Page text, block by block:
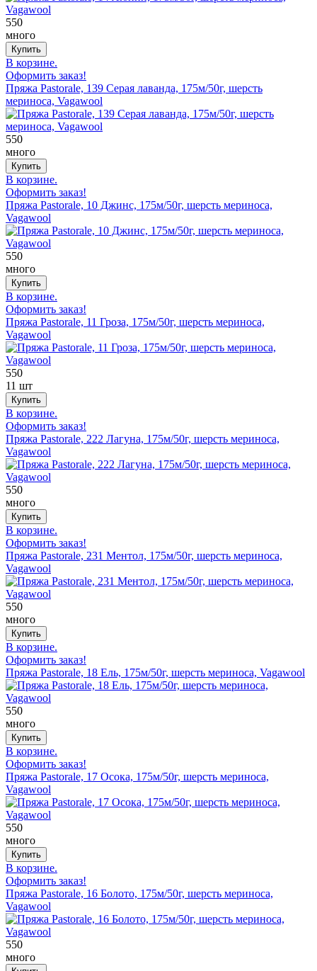
550
много
В корзине.
Оформить заказ!
Пряжа Pastorale, 139 Серая лаванда, 175м/50г, шерсть
мериноса, Vagawool
550
много
В корзине.
Оформить заказ!
Пряжа Pastorale, 10 Джинс, 175м/50г, шерсть мериноса,
Vagawool
550
много
В корзине.
Оформить заказ!
Пряжа Pastorale, 11 Гроза, 175м/50г, шерсть мериноса,
Vagawool
550
11 шт
В корзине.
Оформить заказ!
Пряжа Pastorale, 222 Лагуна, 175м/50г, шерсть мериноса,
Vagawool
550
много
В корзине.
Оформить заказ!
Пряжа Pastorale, 231 Ментол, 175м/50г, шерсть мериноса,
Vagawool
550
много
В корзине.
Оформить заказ!
Пряжа Pastorale, 18 Ель, 175м/50г, шерсть мериноса, Vagawool
550
много
В корзине.
Оформить заказ!
Пряжа Pastorale, 17 Осока, 175м/50г, шерсть мериноса,
Vagawool
550
много
В корзине.
Оформить заказ!
Пряжа Pastorale, 16 Болото, 175м/50г, шерсть мериноса,
Vagawool
550
много